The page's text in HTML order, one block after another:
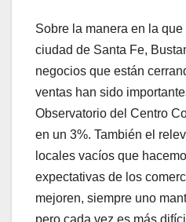
Sobre la manera en la
ciudad de Santa Fe,
negocios que están
ventas han sido
Observatorio del Centro
en un 3%. También el
locales vacíos que
expectativas de los
mejoren, siempre uno